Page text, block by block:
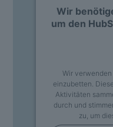
Wir
um den
Wir
einzubetten.
Aktivitäten
durch und
zu, um